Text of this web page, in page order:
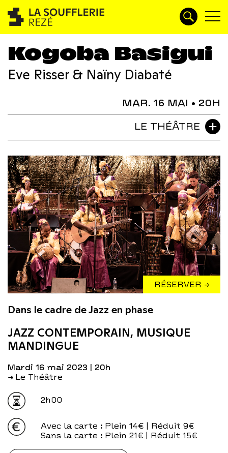
Kogoba Basigui
Eve Risser & Naïny Diabaté
MAR. 16 MAI • 20H
LE THÉÂTRE
RÉSERVER →
Dans le cadre de Jazz en phase
JAZZ CONTEMPORAIN, MUSIQUE
MANDINGUE
mardi 16 mai 2023 | 20h
→ Le Théâtre
2h00
Avec la carte : Plein 14€ | Réduit 9€
Sans la carte : Plein 21€ | Réduit 15€